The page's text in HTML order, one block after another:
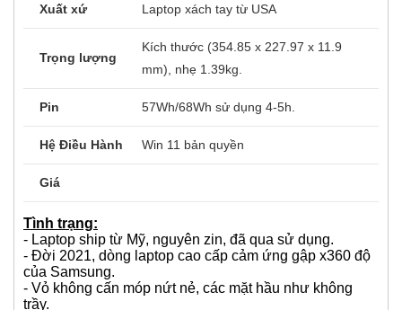
Wifi 6E AX210 + Bluetooth 5.1,
Thunderbolt™ 4, USB Type-C, USB3.2,
MicroSD, Jack Audio, Bàn phím số có
đèn.
Vỏ nhôm nguyên khối, màu Mystic Blue
Trọng lượng
mm), nhẹ 1.39kg.
Pin
Hệ Điều Hành